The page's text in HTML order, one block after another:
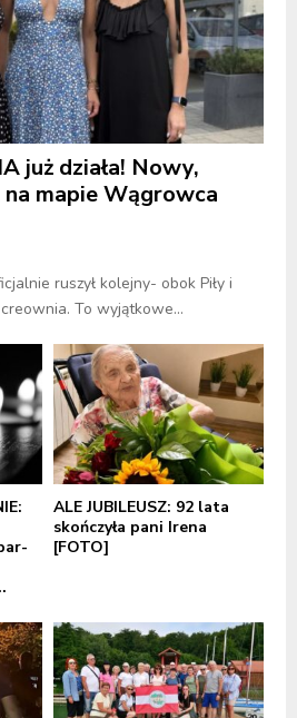
już działa! Nowy,
mapie Wągrowca
ruszył kolejny- obok Piły i
To wyjątkowe...
ALE JUBILEUSZ: 92 lata
skończyła pani Irena
[FOTO]